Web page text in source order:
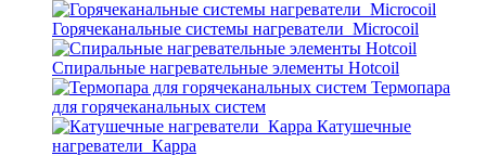
Горячеканальные системы нагреватели_Microcoil
Спиральные нагревательные элементы Hotcoil
Термопара
для горячеканальных систем
Катушечные
нагреватели_Карра